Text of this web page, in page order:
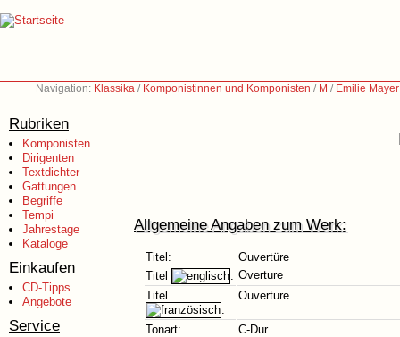
Navigation: Klassika / Komponistinnen und Komponisten / M / Emilie
Rubriken
Komponisten
Dirigenten
Textdichter
Gattungen
Begriffe
Tempi
Jahrestage
Kataloge
Einkaufen
CD-Tipps
Angebote
Service
Allgemeine Angaben zum Werk:
Titel:
Ouvertüre
Titel
: Overture
Titel
:
Ouverture
Tonart:
C-Dur